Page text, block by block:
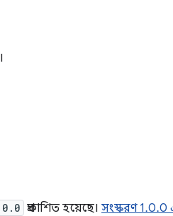
প্রকাশিত হয়েছে। সংস্করণ